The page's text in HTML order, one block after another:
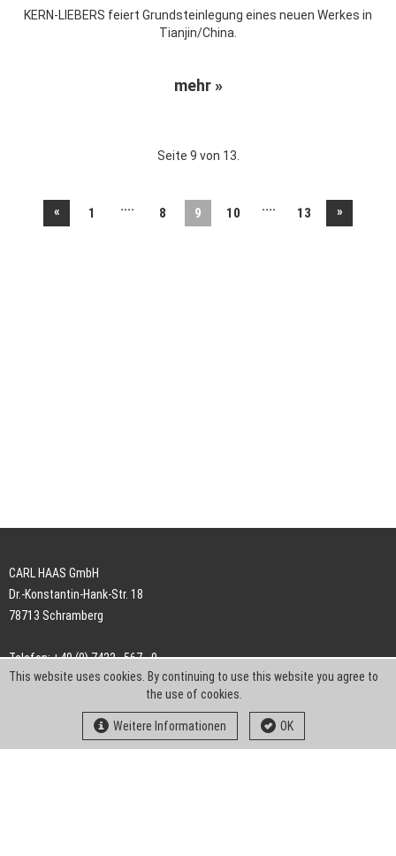
KERN-LIEBERS feiert Grundsteinlegung eines neuen Werkes in
Tianjin/China.
mehr »
Seite 9 von 13.
« 1 .... 8 9 10 .... 13 »
CARL HAAS GmbH
Dr.-Konstantin-Hank-Str. 18
78713 Schramberg
Telefon: +49 (0) 7422 . 567 - 0
Telefax: +49 (0) 7422 . 567 - 239
info-ch@kern-liebers.com
This website uses cookies. By continuing to use this website you agree to
the use of cookies.
Weitere Informationen OK